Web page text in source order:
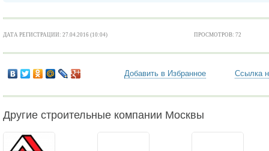
ДАТА РЕГИСТРАЦИИ: 27.04.2016 (10:04) ПРОСМОТРОВ: 72
Добавить в Избранное Ссылка
Другие строительные компании Москвы